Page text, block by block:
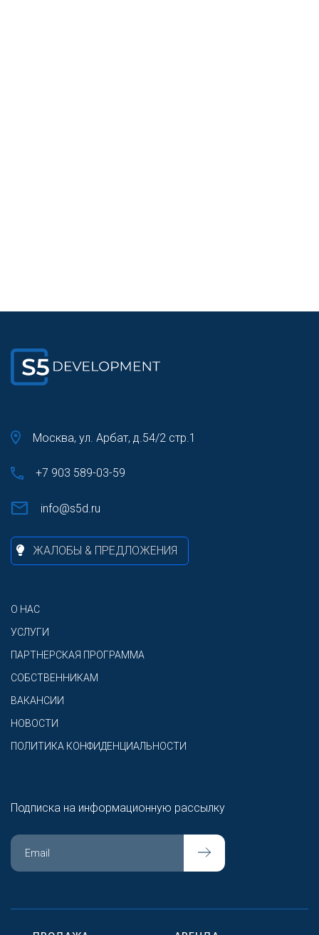
Москва, ул. Арбат, д.54/2 стр.1
+7 903 589-03-59
info@s5d.ru
ЖАЛОБЫ & ПРЕДЛОЖЕНИЯ
О НАС
УСЛУГИ
ПАРТНЕРСКАЯ ПРОГРАММА
СОБСТВЕННИКАМ
ВАКАНСИИ
НОВОСТИ
ПОЛИТИКА КОНФИДЕНЦИАЛЬНОСТИ
Подписка на информационную рассылку